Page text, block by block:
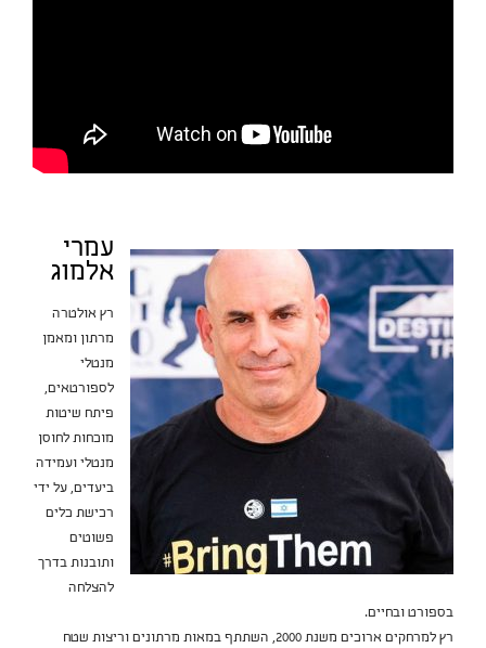
עמרי
אלמוג
רץ אולטרה
מרתון ומאמן
מנטלי
לספורטאים,
פיתח שיטות
מוכחות לחוסן
מנטלי ועמידה
ביעדים, על ידי
רכישת כלים
פשוטים
ותובנות בדרך
להצלחה
בספורט ובחיים.
רץ למרחקים ארוכים משנת 2000, השתתף במאות מרתונים וריצות שטח